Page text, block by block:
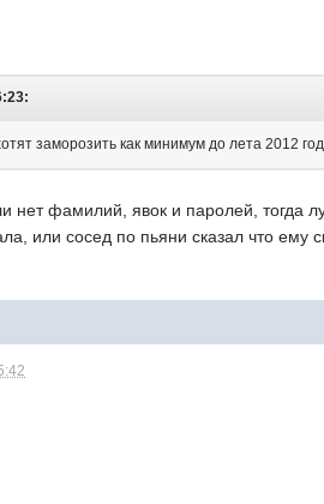
заморозить как минимум до лета 2012
нет фамилий, явок и паролей, тогда
или сосед по пьяни сказал что ему